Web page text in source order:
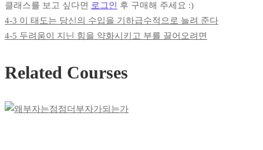
클래스를 보고 싶다면 로그인
후 구매해 주세요 :)
4-3 이 태도는 당신의 수입을 기하급수적으로 늘려 준다
4-5 두려움이 지닌 힘을 약화시키고 부를 끌어오려면
Related Courses